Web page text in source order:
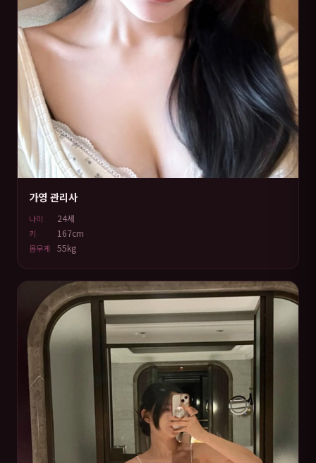
가영 관리사
나이 24세
키 167cm
몸무게 55kg